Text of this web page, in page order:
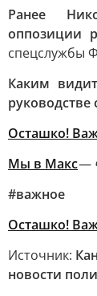
Ранее
оппозиции
спецслужбы
Каким
руководстве
Осташко!
Мы в Макс—
#важное
Осташко!
Источник:
новости